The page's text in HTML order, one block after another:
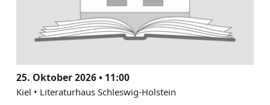
25. Oktober 2026 • 11:00
Kiel • Literaturhaus Schleswig-Holstein